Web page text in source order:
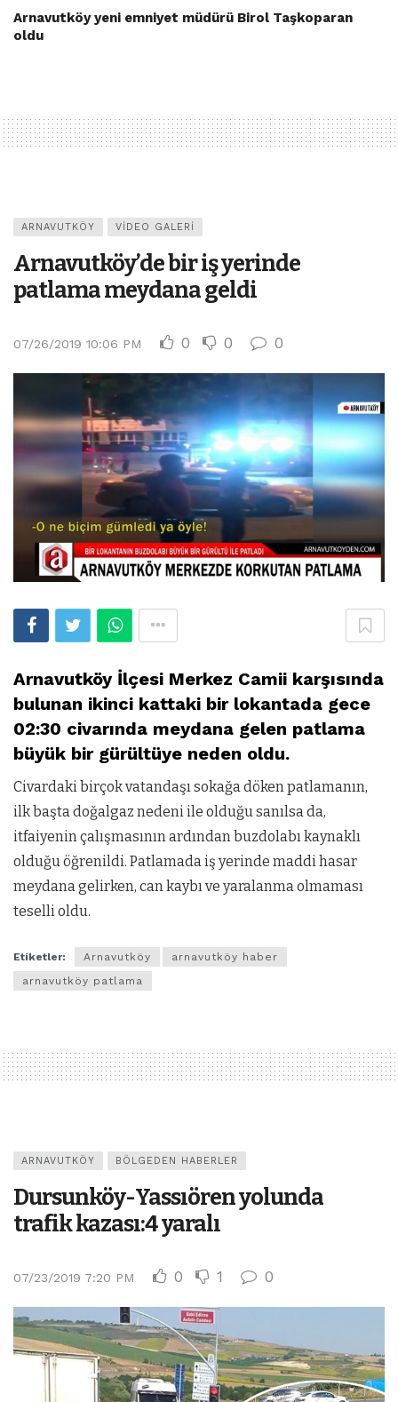
Arnavutköy yeni emniyet müdürü Birol Taşkoparan
oldu
ARNAVUTKÖY VIDEO GALERI
Arnavutköy’de bir iş yerinde
patlama meydana geldi
07/26/2019 10:06 PM 0 0 0
Arnavutköy İlçesi Merkez Camii karşısında
bulunan ikinci kattaki bir lokantada gece
02:30 civarında meydana gelen patlama
büyük bir gürültüye neden oldu.
Civardaki birçok vatandaşı sokağa döken patlamanın,
ilk başta doğalgaz nedeni ile olduğu sanılsa da,
itfaiyenin çalışmasının ardından buzdolabı kaynaklı
olduğu öğrenildi. Patlamada iş yerinde maddi hasar
meydana gelirken, can kaybı ve yaralanma olmaması
teselli oldu.
Etiketler: Arnavutköy
arnavutköy haber
arnavutköy patlama
ARNAVUTKÖY BÖLGEDEN HABERLER
Dursunköy-Yassıören yolunda
trafik kazası:4 yaralı
07/23/2019 7:20 PM 0 1 0